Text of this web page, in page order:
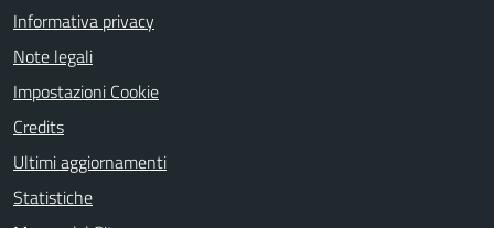
Informativa privacy
Note legali
Impostazioni Cookie
Credits
Ultimi aggiornamenti
Statistiche